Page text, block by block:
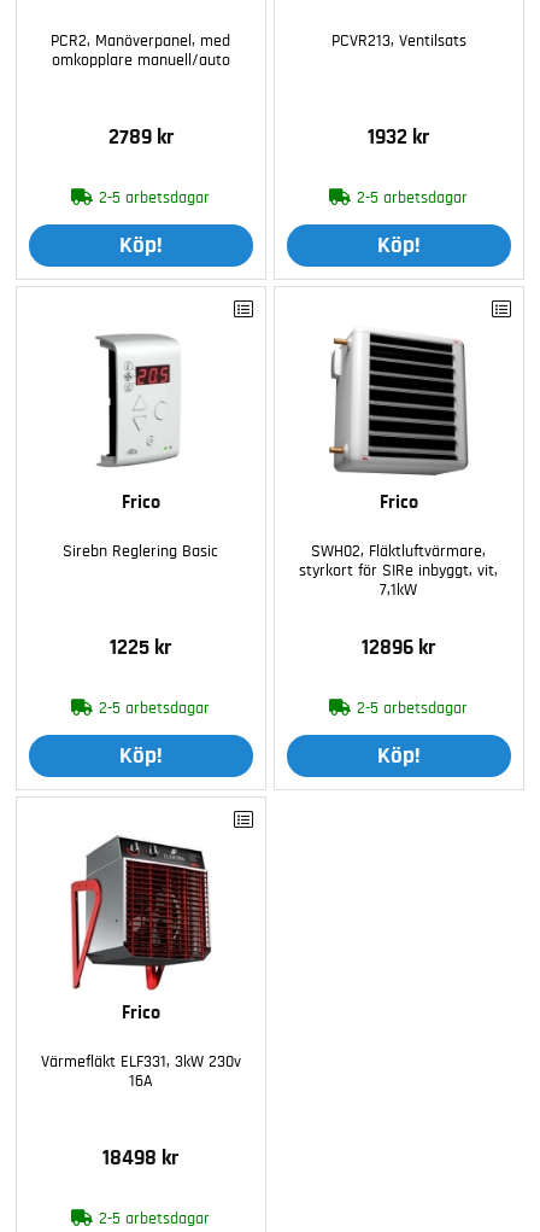
PCR2, Manöverpanel, med
omkopplare manuell/auto
2789 kr
2-5 arbetsdagar
Köp!
PCVR213, Ventilsats
1932 kr
2-5 arbetsdagar
Köp!
Frico
Sirebn Reglering Basic
1225 kr
2-5 arbetsdagar
Köp!
Frico
SWH02, Fläktluftvärmare,
styrkort för SIRe inbyggt, vit,
7,1kW
12896 kr
2-5 arbetsdagar
Köp!
Frico
Värmefläkt ELF331, 3kW 230v
16A
18498 kr
2-5 arbetsdagar